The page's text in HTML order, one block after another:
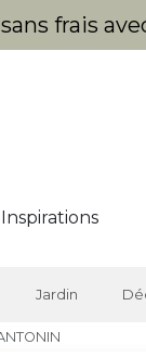
frais
Inspirations
Jardin